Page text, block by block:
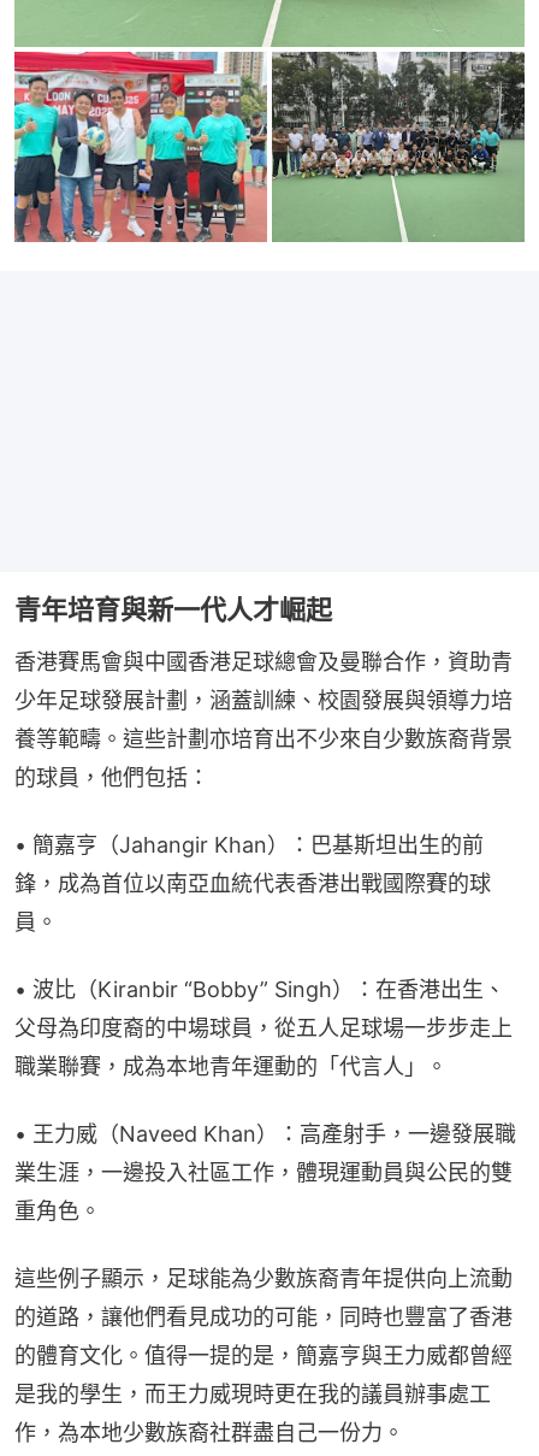
青年培育與新一代人才崛起
香港賽馬會與中國香港足球總會及曼聯合作，資助青
少年足球發展計劃，涵蓋訓練、校園發展與領導力培
養等範疇。這些計劃亦培育出不少來自少數族裔背景
的球員，他們包括：
• 簡嘉亨（Jahangir Khan）：巴基斯坦出生的前
鋒，成為首位以南亞血統代表香港出戰國際賽的球
員。
• 波比（Kiranbir “Bobby” Singh）：在香港出生、
父母為印度裔的中場球員，從五人足球場一步步走上
職業聯賽，成為本地青年運動的「代言人」。
• 王力威（Naveed Khan）：高產射手，一邊發展職
業生涯，一邊投入社區工作，體現運動員與公民的雙
重角色。
這些例子顯示，足球能為少數族裔青年提供向上流動
的道路，讓他們看見成功的可能，同時也豐富了香港
的體育文化。值得一提的是，簡嘉亨與王力威都曾經
是我的學生，而王力威現時更在我的議員辦事處工
作，為本地少數族裔社群盡自己一份力。